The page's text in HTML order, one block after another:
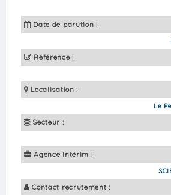
Date de parution :
Référence :
Localisation :
Le
Secteur :
Agence intérim :
Contact recrutement :